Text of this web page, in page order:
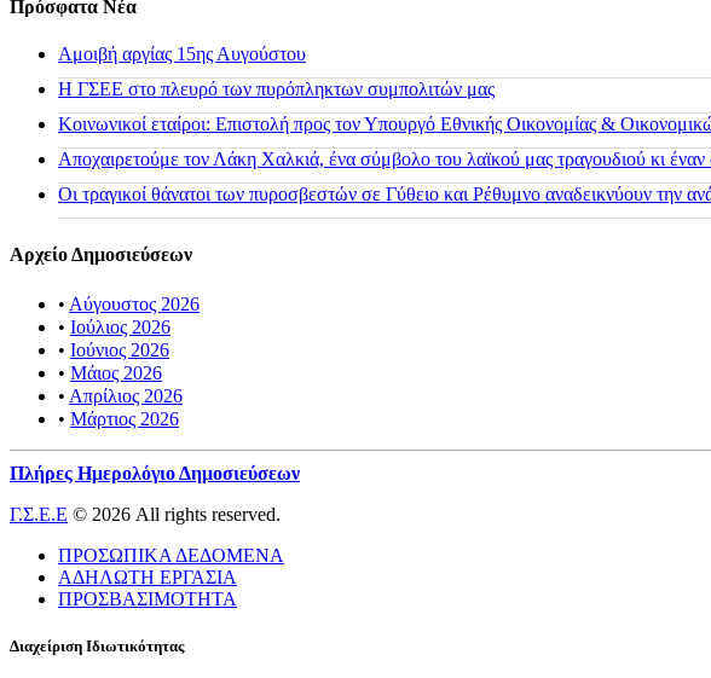
Πρόσφατα Νέα
Αμοιβή αργίας 15ης Αυγούστου
H ΓΣΕΕ στο πλευρό των πυρόπληκτων συμπολιτών μας
Κοινωνικοί εταίροι: Επιστολή προς τον Υπουργό Εθνικής Οικονομίας &
Αποχαιρετούμε τον Λάκη Χαλκιά, ένα σύμβολο του λαϊκού μας τραγουδιού κι
Οι τραγικοί θάνατοι των πυροσβεστών σε Γύθειο και Ρέθυμνο αναδεικνύουν την
Αρχείο Δημοσιεύσεων
• Αύγουστος 2026
• Ιούλιος 2026
• Ιούνιος 2026
• Μάιος 2026
• Απρίλιος 2026
• Μάρτιος 2026
Πλήρες Ημερολόγιο Δημοσιεύσεων
Γ.Σ.Ε.Ε © 2026 All rights reserved.
ΠΡΟΣΩΠΙΚΑ ΔΕΔΟΜΕΝΑ
ΑΔΗΛΩΤΗ ΕΡΓΑΣΙΑ
ΠΡΟΣΒΑΣΙΜΟΤΗΤΑ
Διαχείριση Ιδιωτικότητας